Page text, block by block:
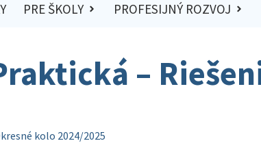
PRE ŠKOLY PROFESIJNÝ ROZVOJ
–
kolo 2024/2025